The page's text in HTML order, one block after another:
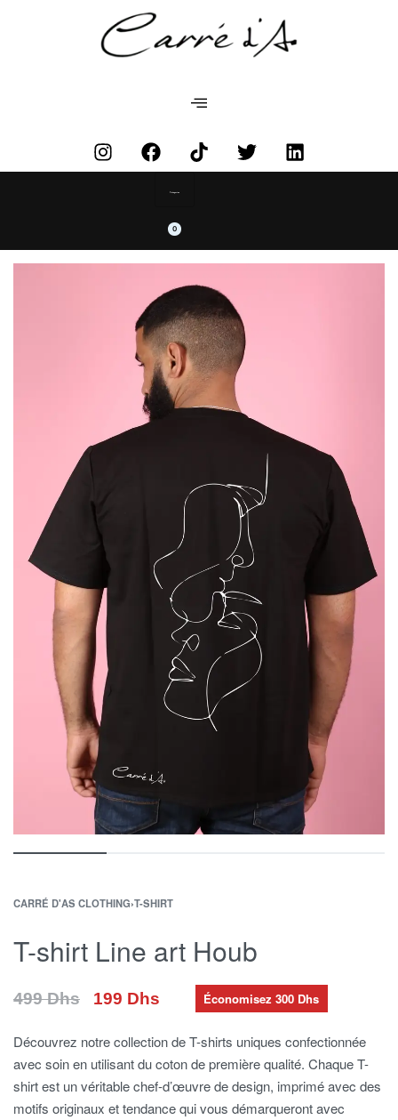
Categories
0
CARRÉ D'AS CLOTHING›T-SHIRT
T-shirt Line art Houb
499Dhs 199 Dhs Économisez 300 Dhs
Découvrez notre collection de T-shirts uniques confectionnée
avec soin en utilisant du coton de première qualité. Chaque T-
shirt est un véritable chef-d’œuvre de design, imprimé avec des
motifs originaux et tendance qui vous démarqueront avec